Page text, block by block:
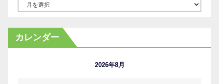
カ
イ
カレンダー
2026年8月